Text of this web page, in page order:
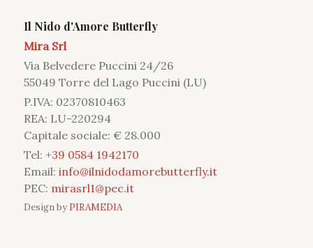
Il Nido d'Amore Butterfly
Mira Srl
Via Belvedere Puccini 24/26
55049 Torre del Lago Puccini (LU)
P.IVA: 02370810463
REA: LU-220294
Capitale sociale: € 28.000
Tel: +39 0584 1942170
Email: info@ilnidodamorebutterfly.it
PEC: mirasrl1@pec.it
Design by PIRAMEDIA